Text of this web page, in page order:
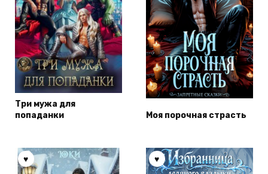
Три мужа для
попаданки
Моя порочная страсть